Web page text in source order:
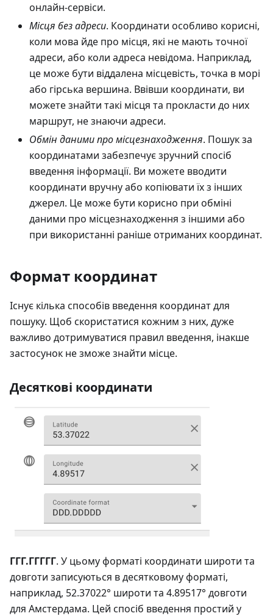
онлайн-сервіси.
Місця без адреси. Координати особливо корисні,
коли мова йде про місця, які не мають точної
адреси, або коли адреса невідома. Наприклад,
це може бути віддалена місцевість, точка в морі
або гірська вершина. Ввівши координати, ви
можете знайти такі місця та прокласти до них
маршрут, не знаючи адреси.
Обмін даними про місцезнаходження. Пошук за
координатами забезпечує зручний спосіб
введення інформації. Ви можете вводити
координати вручну або копіювати їх з інших
джерел. Це може бути корисно при обміні
даними про місцезнаходження з іншими або
при використанні раніше отриманих координат.
Формат координат
Існує кілька способів введення координат для
пошуку. Щоб скористатися кожним з них, дуже
важливо дотримуватися правил введення, інакше
застосунок не зможе знайти місце.
Десяткові координати
ГГГ.ГГГГГ. У цьому форматі координати широти та
довготи записуються в десятковому форматі,
наприклад, 52.37022° широти та 4.89517° довготи
для Амстердама. Цей спосіб введення простий у